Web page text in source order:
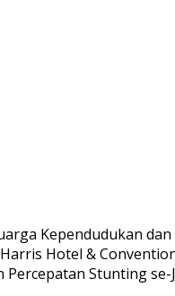
Kependudukan
Hotel &
Stunting se-